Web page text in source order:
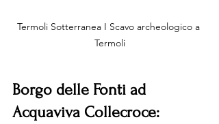
Termoli Sotterranea I Scavo archeologico a
Termoli
Borgo delle Fonti ad
Acquaviva Collecroce: